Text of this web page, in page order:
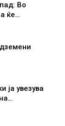
Во
ќе…
увезува